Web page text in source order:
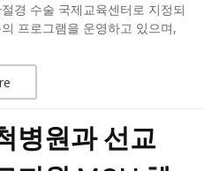
경 수술 국제교육센터로 지정되
프로그램을 운영하고 있으며,
병원과 선교